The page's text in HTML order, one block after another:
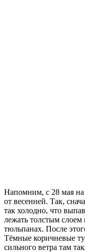
Напомним, с 28 мая на
от весенней. Так,
так холодно, что
лежать толстым слоем
тюльпанах. После
Тёмные коричневые
сильного ветра там